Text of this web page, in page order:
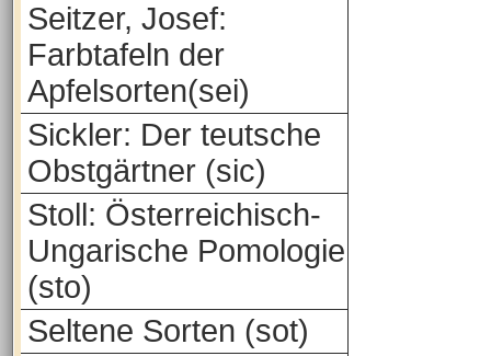
Seitzer, Josef:
Farbtafeln der
Apfelsorten(sei)
Sickler: Der teutsche
Obstgärtner (sic)
Stoll: Österreichisch-
Ungarische Pomologie
(sto)
Seltene Sorten (sot)